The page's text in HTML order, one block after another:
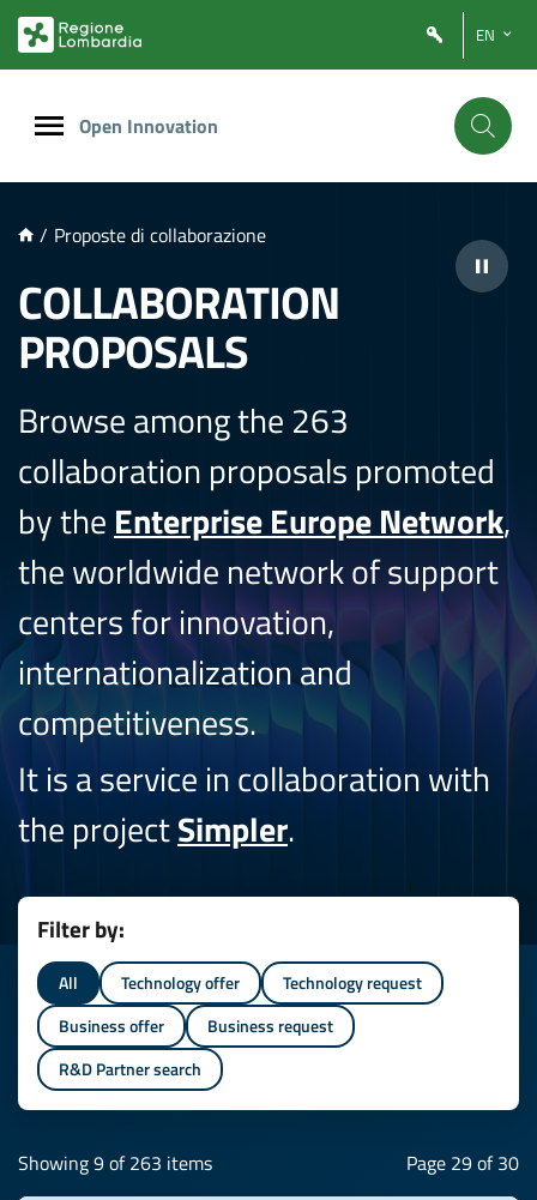
PRINCIPALE
EN
Open Innovation
/ Proposte di collaborazione
COLLABORATION
PROPOSALS
Browse among the 263
collaboration proposals promoted
by the Enterprise Europe Network,
the worldwide network of support
centers for innovation,
internationalization and
competitiveness.
It is a service in collaboration with
the projectSimpler.
Filter by:
All Technology offer
Technology request
Business offer
Business request
R&D Partner search
Showing 9 of 263 items Page 29 of 30